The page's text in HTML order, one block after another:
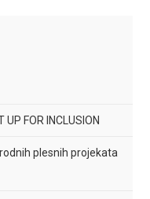
UP FOR INCLUSION
plesnih projekata